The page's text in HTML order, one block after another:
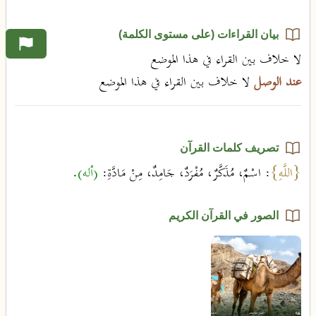
بيان القراءات (على مستوى الكلمة)
لا خلاف بين القراء في هذا الموضع
عند الوصللا خلاف بين القراء في هذا الموضع
تصريف كلمات القرآن
{اللَّهِ}: اسْمٌ، مُذَكَّرٌ، مُفْرَدٌ، جَامِدٌ، مِنْ مَادَّةِ: (أله).
الصور في القرآن الكريم